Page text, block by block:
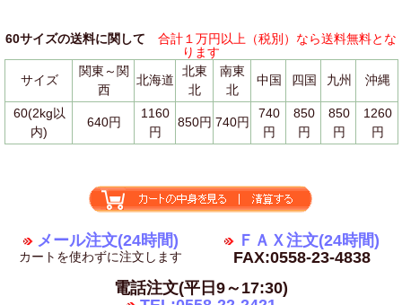
60サイズの送料に関して
合計１万円以上（税別）なら送料無料とな
ります
サイズ
関東～関
西
北海道
北東
北
南東
北
中国 四国 九州 沖縄
60(2kg以
内)
640円
1160
円
850円 740円
740
円
850
円
850
円
1260
円
メール注文(24時間)
カートを使わずに注文します
ＦＡＸ注文(24時間)
FAX:0558-23-4838
電話注文(平日9～17:30)